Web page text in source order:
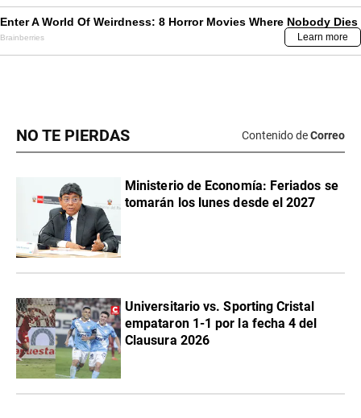
NO TE PIERDAS Contenido deCorreo
Ministerio de Economía: Feriados se
tomarán los lunes desde el 2027
Universitario vs. Sporting Cristal
empataron 1-1 por la fecha 4 del
Clausura 2026